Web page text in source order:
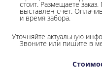
стоит. Размещаете
выставлен счет.
и время забора.
Уточняйте актуальную
Звоните или пишите в